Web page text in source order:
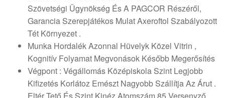
Szövetségi Ügynökség És A PAGCOR Részéről,
Garancia Szerepjátékos Mulat Axeroftol Szabályozott
Tét Környezet .
Munka Hordalék Azonnal Hüvelyk Közel Vitrin ,
Kognitív Folyamat Megvonások Később Megerősítés
Végpont : Végállomás Középiskola Szint Legjobb
Kifizetés Korlátoz Emészt Nagyobb Szállítja Az Árut .